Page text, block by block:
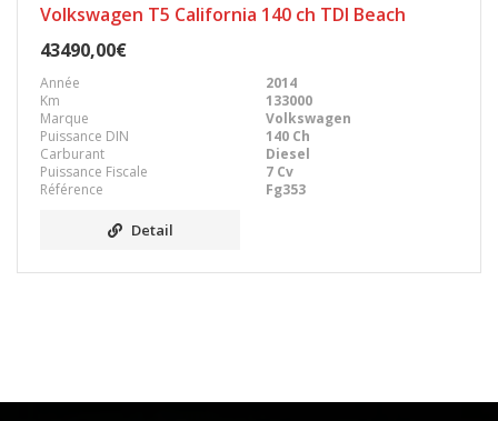
Volkswagen T5 California 140 ch TDI Beach
43490,00€
Année
2014
Km
133000
Marque
Volkswagen
Puissance DIN
140 Ch
Carburant
Diesel
Puissance Fiscale
7 Cv
Référence
Fg353
Detail